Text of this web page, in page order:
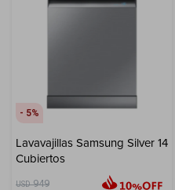
5
Lavavajillas Samsung Silver 14
Cubiertos
USD 949
Electrodomésticos
Wearables
Gaming